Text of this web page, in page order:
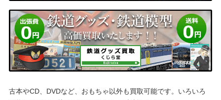
古本やCD、DVDなど、おもちゃ以外も買取可能です。 いろいろ